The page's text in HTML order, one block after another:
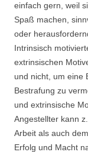
einfach gern, weil
Spaß machen,
oder
Intrinsisch
extrinsischen
und nicht, um eine
Bestrafung zu
und extrinsische
Angestellter kann
Arbeit als auch
Erfolg und Macht